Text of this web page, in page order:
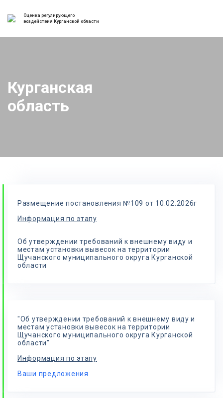
Оценка регулирующего
воздействия Курганской области
Курганская
область
Размещение постановления №109 от 10.02.2026г
Информация по этапу
Об утверждении требований к внешнему виду и
местам установки вывесок на территории
Щучанского муниципального округа Курганской
области
"Об утверждении требований к внешнему виду и
местам установки вывесок на территории
Щучанского муниципального округа Курганской
области"
Информация по этапу
Ваши предложения